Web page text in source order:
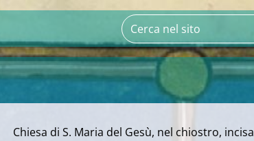
Chiesa di S. Maria del Gesù, nel chiostro,